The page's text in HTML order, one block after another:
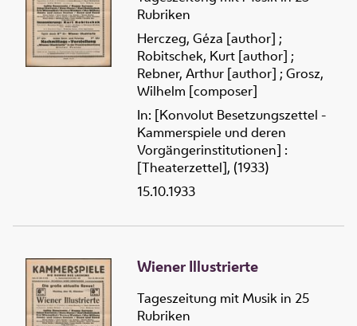
Rubriken
Herczeg, Géza [author] ;
Robitschek, Kurt [author] ;
Rebner, Arthur [author] ; Grosz,
Wilhelm [composer]
In: [Konvolut Besetzungszettel -
Kammerspiele und deren
Vorgängerinstitutionen] :
[Theaterzettel], (1933)
15.10.1933
Wiener Illustrierte
Tageszeitung mit Musik in 25
Rubriken